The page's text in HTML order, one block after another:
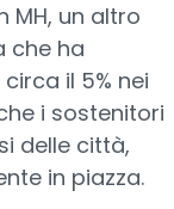
MH, un altro
che ha
il 5% nei
i sostenitori
delle città,
in piazza.